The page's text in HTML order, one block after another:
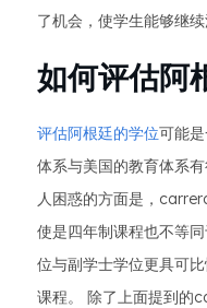
了机会，使学生能够继
如何评估阿
评估阿根廷的学位可能
体系与美国的教育体系
人困惑的方面是，
使是四年制课程也不等
位与副学士学位更具可
课程。 除了上面提到的